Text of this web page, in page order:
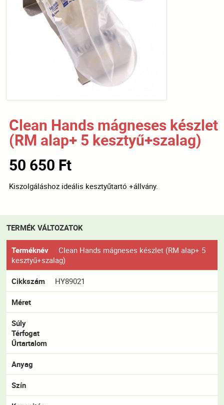
Clean Hands mágneses készlet
(RM alap+ 5 kesztyű+szalag)
50 650 Ft
Kiszolgáláshoz ideális kesztyűtartó +állvány.
TERMÉK VÁLTOZATOK
Terméknév
Clean Hands mágneses készlet (RM alap+ 5
kesztyű+szalag)
Cikkszám HY89021
Méret
Súly
Térfogat
Űrtartalom
Anyag
Szín